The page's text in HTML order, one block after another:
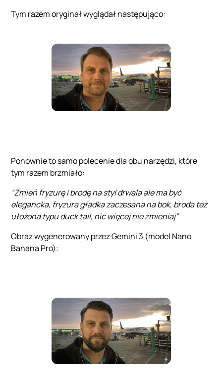
Tym razem oryginał wyglądał następująco:
Ponownie to samo polecenie dla obu narzędzi, które
tym razem brzmiało:
“Zmień fryzurę i brodę na styl drwala ale ma być
elegancka, fryzura gładka zaczesana na bok, broda też
ułożona typu duck tail, nic więcej nie zmieniaj”
Obraz wygenerowany przez Gemini 3 (model Nano
Banana Pro):